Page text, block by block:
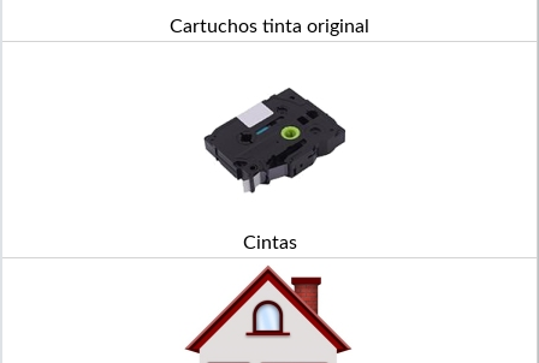
Cartuchos tinta original
Cintas